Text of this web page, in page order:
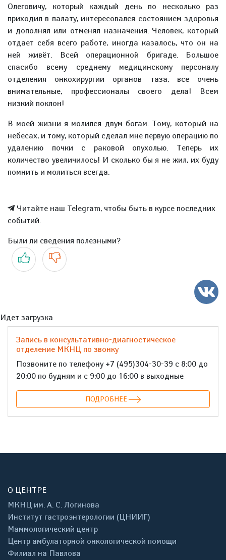
Олеговичу, который каждый день по несколько раз
приходил в палату, интересовался состоянием здоровья
и дополнял или отменял назначения. Человек, который
отдает себя всего работе, иногда казалось, что он на
ней живёт. Всей операционной бригаде. Большое
спасибо всему среднему медицинскому персоналу
отделения онкохирургии органов таза, все очень
внимательные, профессионалы своего дела! Всем
низкий поклон!
В моей жизни я молился двум богам. Тому, который на
небесах, и тому, который сделал мне первую операцию по
удалению почки с раковой опухолью. Теперь их
количество увеличилось! И сколько бы я не жил, их буду
помнить и молиться всегда.
Читайте наш Telegram, чтобы быть в курсе последних
событий.
Были ли сведения полезными?
Да Нет
Идет загрузка
Запись в консультативно-диагностическое
отделение МКНЦ по звонку
Позвоните по телефону +7 (495)304-30-39 с 8:00 до
20:00 по будням и с 9:00 до 16:00 в выходные
ПОДРОБНЕЕ
О ЦЕНТРЕ
МКНЦ им. А. С. Логинова
Институт гастроэнтерологии (ЦНИИГ)
Маммологический центр
Центр амбулаторной онкологической помощи
Филиал на Павлова